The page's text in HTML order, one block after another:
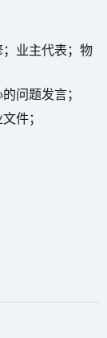
业主代表；物
问题发言；
件；